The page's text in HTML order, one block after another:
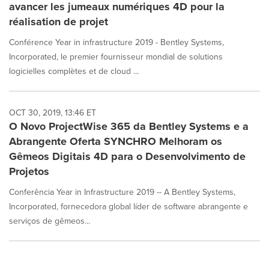
avancer les jumeaux numériques 4D pour la
réalisation de projet
Conférence Year in infrastructure 2019 - Bentley Systems,
Incorporated, le premier fournisseur mondial de solutions
logicielles complètes et de cloud ...
OCT 30, 2019, 13:46 ET
O Novo ProjectWise 365 da Bentley Systems e a
Abrangente Oferta SYNCHRO Melhoram os
Gêmeos Digitais 4D para o Desenvolvimento de
Projetos
Conferência Year in Infrastructure 2019 -- A Bentley Systems,
Incorporated, fornecedora global líder de software abrangente e
serviços de gêmeos...